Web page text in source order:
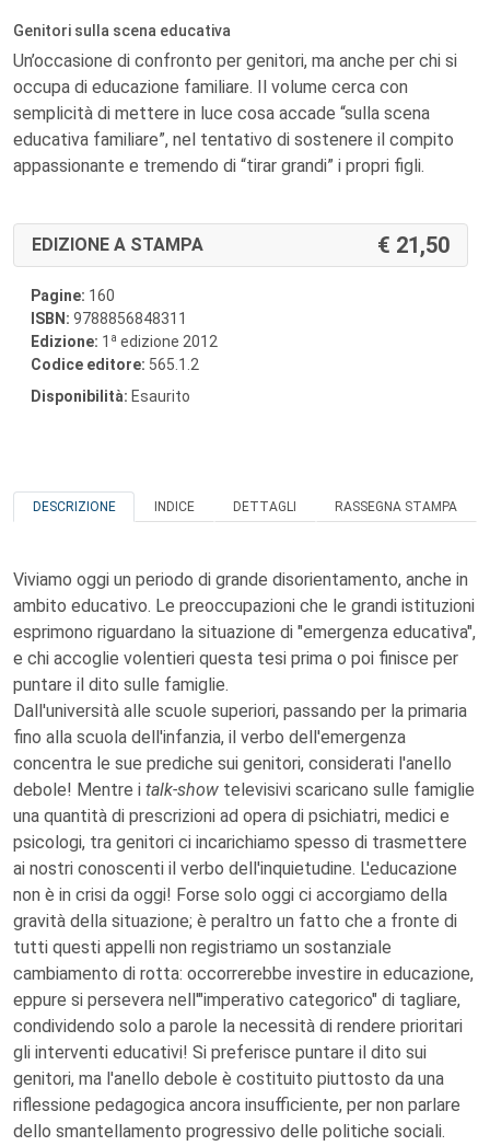
Genitori sulla scena educativa
Un’occasione di confronto per genitori, ma anche per chi si
occupa di educazione familiare. Il volume cerca con
semplicità di mettere in luce cosa accade “sulla scena
educativa familiare”, nel tentativo di sostenere il compito
appassionante e tremendo di “tirar grandi” i propri figli.
EDIZIONE A STAMPA 21,50
Pagine: 160
ISBN: 9788856848311
Edizione: 1 a edizione 2012
Codice editore: 565.1.2
Disponibilità: Esaurito
DESCRIZIONE INDICE DETTAGLI RASSEGNA STAMPA
Viviamo oggi un periodo di grande disorientamento, anche in
ambito educativo. Le preoccupazioni che le grandi istituzioni
esprimono riguardano la situazione di "emergenza educativa",
e chi accoglie volentieri questa tesi prima o poi finisce per
puntare il dito sulle famiglie.
Dall'università alle scuole superiori, passando per la primaria
fino alla scuola dell'infanzia, il verbo dell'emergenza
concentra le sue prediche sui genitori, considerati l'anello
debole! Mentre i talk-show televisivi scaricano sulle famiglie
una quantità di prescrizioni ad opera di psichiatri, medici e
psicologi, tra genitori ci incarichiamo spesso di trasmettere
ai nostri conoscenti il verbo dell'inquietudine. L'educazione
non è in crisi da oggi! Forse solo oggi ci accorgiamo della
gravità della situazione; è peraltro un fatto che a fronte di
tutti questi appelli non registriamo un sostanziale
cambiamento di rotta: occorrerebbe investire in educazione,
eppure si persevera nell'"imperativo categorico" di tagliare,
condividendo solo a parole la necessità di rendere prioritari
gli interventi educativi! Si preferisce puntare il dito sui
genitori, ma l'anello debole è costituito piuttosto da una
riflessione pedagogica ancora insufficiente, per non parlare
dello smantellamento progressivo delle politiche sociali.